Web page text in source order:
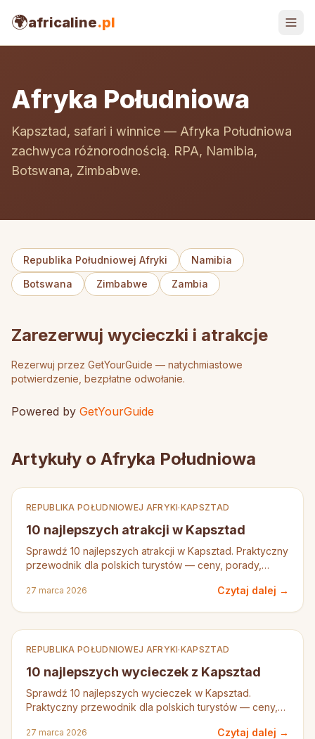
🌍africaline.pl
Afryka Południowa
Kapsztad, safari i winnice — Afryka Południowa
zachwyca różnorodnością. RPA, Namibia,
Botswana, Zimbabwe.
Republika Południowej Afryki
Namibia
Botswana
Zimbabwe Zambia
Zarezerwuj wycieczki i atrakcje
Rezerwuj przez GetYourGuide — natychmiastowe
potwierdzenie, bezpłatne odwołanie.
Powered by GetYourGuide
Artykuły o Afryka Południowa
REPUBLIKA POŁUDNIOWEJ AFRYKI·KAPSZTAD
10 najlepszych atrakcji w Kapsztad
Sprawdź 10 najlepszych atrakcji w Kapsztad. Praktyczny
przewodnik dla polskich turystów — ceny, porady,
27 marca 2026 Czytaj dalej →
REPUBLIKA POŁUDNIOWEJ AFRYKI·KAPSZTAD
10 najlepszych wycieczek z Kapsztad
Sprawdź 10 najlepszych wycieczek w Kapsztad.
Praktyczny przewodnik dla polskich turystów — ceny,
27 marca 2026 Czytaj dalej →